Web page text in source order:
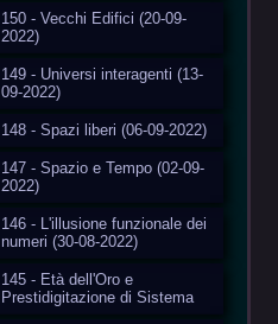
150 - Vecchi Edifici (20-09-
2022)
149 - Universi interagenti (13-
09-2022)
148 - Spazi liberi (06-09-2022)
147 - Spazio e Tempo (02-09-
2022)
146 - L'illusione funzionale dei
numeri (30-08-2022)
145 - Età dell'Oro e
Prestidigitazione di Sistema